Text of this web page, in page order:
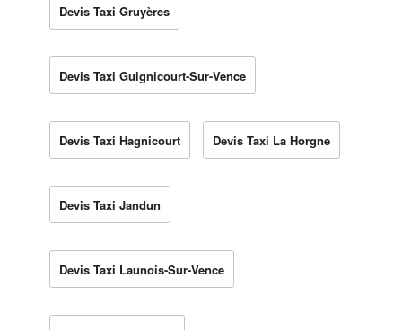
Devis Taxi Gruyères
Devis Taxi Guignicourt-Sur-Vence
Devis Taxi Hagnicourt Devis Taxi La Horgne
Devis Taxi Jandun
Devis Taxi Launois-Sur-Vence